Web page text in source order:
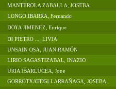
MANTEROLA ZABALLA, JOSEBA
LONGO IBARRA, Fernando
DO¥A JIMENEZ, Enrique
DI PIETRO ..., LIVIA
UNSAIN OSA, JUAN RAMÓN
LIRIO SAGASTIZABAL, INAZIO
URIA IBARLUCEA, Jone
GORROTXATEGI LARRAÑAGA, JOSEBA